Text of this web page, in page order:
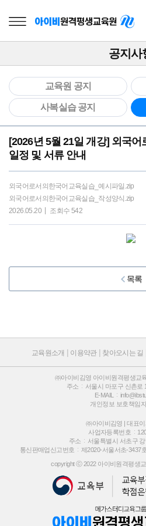
공지사
교육원 공지
사복실습 공지
[2026년 5월 21일 개강] 외국
일정 및 서류 안내
외국어로서의한국어교육실습_예시파일.zip
외국어로서의한국어교육실습_작성양식.zip
2026.05.20
조회수 542
목록
교육원소개 이용약관 찾아오시는 길
㈜아이비김영 아이비원격평생교
주소
서울시 마포구 신촌로
E-MAIL
개인정보 보호책임자
㈜아이비김영 | 대표이
사업자등록번호
주소
서울특별시 서초구
통신판매업신고번호
제2020-서울서초-3437호
copyright ⓒ 2022 아이비원격평생교